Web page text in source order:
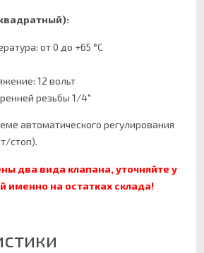
от 0 до +65 °С
12 вольт
резьбы 1/4"
автоматического регулирования
стоп).
два вида клапана, уточняйте у
именно на остатках склада!